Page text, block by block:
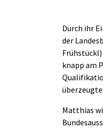
Durch ihr
der
knapp am
Matthias